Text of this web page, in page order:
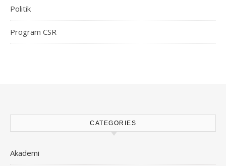
Politik
Program CSR
CATEGORIES
Akademi